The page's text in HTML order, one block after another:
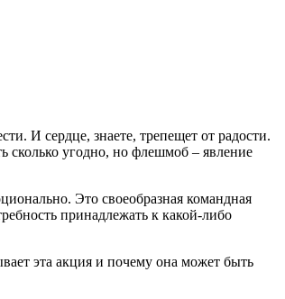
И сердце, знаете, трепещет от радости.
сколько угодно, но флешмоб – явление
Это своеобразная командная
принадлежать к какой-либо
эта акция и почему она может быть